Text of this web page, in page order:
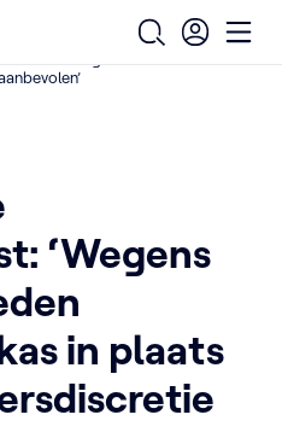
Open
‘Wegens
in plaats